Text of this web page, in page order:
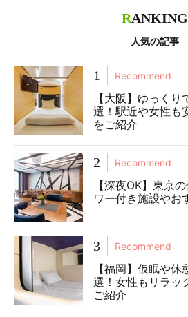
RANKING
人気の記事
1 Recommend
【大阪】ゆっく
選！駅近や女性も
をご紹介
2 Recommend
【深夜OK】東京
ワー付き施設やお
3 Recommend
【福岡】仮眠や
選！女性もリラッ
ご紹介